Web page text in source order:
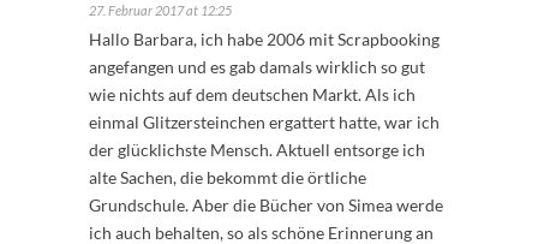
27. Februar 2017 at 12:25
Hallo Barbara, ich habe 2006 mit Scrapbooking
angefangen und es gab damals wirklich so gut
wie nichts auf dem deutschen Markt. Als ich
einmal Glitzersteinchen ergattert hatte, war ich
der glücklichste Mensch. Aktuell entsorge ich
alte Sachen, die bekommt die örtliche
Grundschule. Aber die Bücher von Simea werde
ich auch behalten, so als schöne Erinnerung an